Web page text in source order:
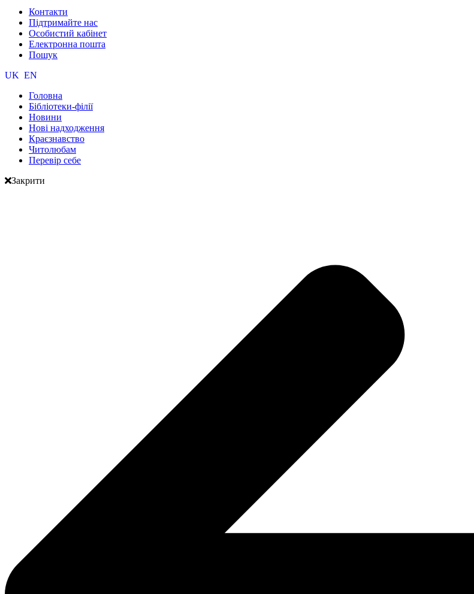
Контакти
Підтримайте нас
Особистий кабінет
Електронна пошта
Пошук
UK EN
Головна
Бібліотеки-філії
Новини
Нові надходження
Краєзнавство
Читолюбам
Перевір себе
Закрити